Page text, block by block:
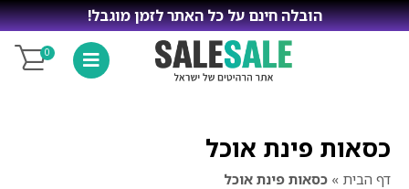
הובלה חינם על כל האתר לזמן מוגבל!
0
כסאות פינת אוכל
דף הבית » כסאות פינת אוכל